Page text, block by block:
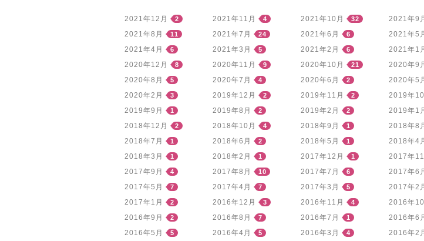
2021年12月 2 2021年11月 4 2021年10月 32 2021年9
2021年8月 11 2021年7月 24 2021年6月 6 2021年5
2021年4月 6 2021年3月 5 2021年2月 6 2021年1
2020年12月 8 2020年11月 9 2020年10月 21 2020年9
2020年8月 5 2020年7月 4 2020年6月 2 2020年5
2020年2月 3 2019年12月 2 2019年11月 2 2019年10
2019年9月 1 2019年8月 2 2019年2月 2 2019年1
2018年12月 2 2018年10月 4 2018年9月 1 2018年8
2018年7月 1 2018年6月 2 2018年5月 1 2018年4
2018年3月 1 2018年2月 1 2017年12月 1 2017年11
2017年9月 4 2017年8月 10 2017年7月 6 2017年6
2017年5月 7 2017年4月 7 2017年3月 5 2017年2
2017年1月 2 2016年12月 3 2016年11月 4 2016年10
2016年9月 2 2016年8月 7 2016年7月 1 2016年6
2016年5月 5 2016年4月 5 2016年3月 4 2016年2